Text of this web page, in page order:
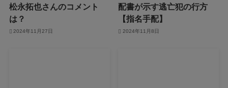
松永拓也さんのコメント
は？
2024年11月27日
配書が示す逃亡犯の行方
【指名手配】
2024年11月8日